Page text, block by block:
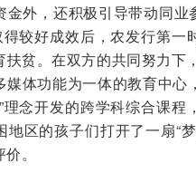
金外，还积极引导带动同
得较好成效后，农发行第
贫。在双方的共同努力下
媒体功能为一体的教育中
理念开发的跨学科综合课
地区的孩子们打开了一扇“
。